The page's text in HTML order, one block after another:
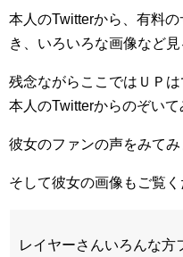
本人のTwitterから、有料
き、いろいろな画像など
残念ながらここではＵＰ
本人のTwitterからのぞいて
彼女のファンの声をみてみ
そして彼女の画像もご覧く
レイヤーさんいろんな方